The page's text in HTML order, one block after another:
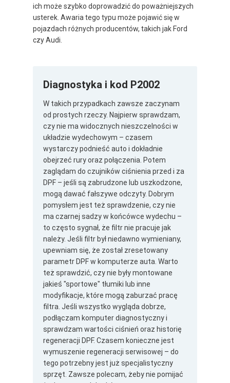
ich może szybko doprowadzić do poważniejszych
usterek. Awaria tego typu może pojawić się w
pojazdach różnych producentów, takich jak Ford
czy Audi.
Diagnostyka i kod P2002
W takich przypadkach zawsze zaczynam
od prostych rzeczy. Najpierw sprawdzam,
czy nie ma widocznych nieszczelności w
układzie wydechowym – czasem
wystarczy podnieść auto i dokładnie
obejrzeć rury oraz połączenia. Potem
zaglądam do czujników ciśnienia przed i za
DPF – jeśli są zabrudzone lub uszkodzone,
mogą dawać fałszywe odczyty. Dobrym
pomysłem jest też sprawdzenie, czy nie
ma czarnej sadzy w końcówce wydechu –
to często sygnał, że filtr nie pracuje jak
należy. Jeśli filtr był niedawno wymieniany,
upewniam się, że został zresetowany
parametr DPF w komputerze auta. Warto
też sprawdzić, czy nie były montowane
jakieś "sportowe" tłumiki lub inne
modyfikacje, które mogą zaburzać pracę
filtra. Jeśli wszystko wygląda dobrze,
podłączam komputer diagnostyczny i
sprawdzam wartości ciśnień oraz historię
regeneracji DPF. Czasem konieczne jest
wymuszenie regeneracji serwisowej – do
tego potrzebny jest już specjalistyczny
sprzęt. Zawsze polecam, żeby nie pomijać